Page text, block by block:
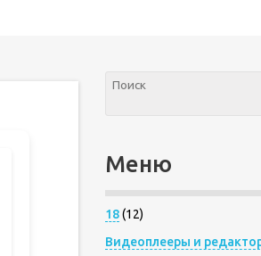
Меню
18(12)
Видеоплееры и